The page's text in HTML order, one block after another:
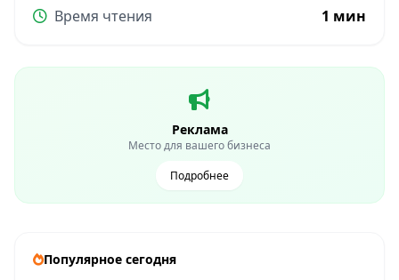
Время чтения
1 мин
Реклама
Место для вашего бизнеса
Подробнее
Популярное сегодня